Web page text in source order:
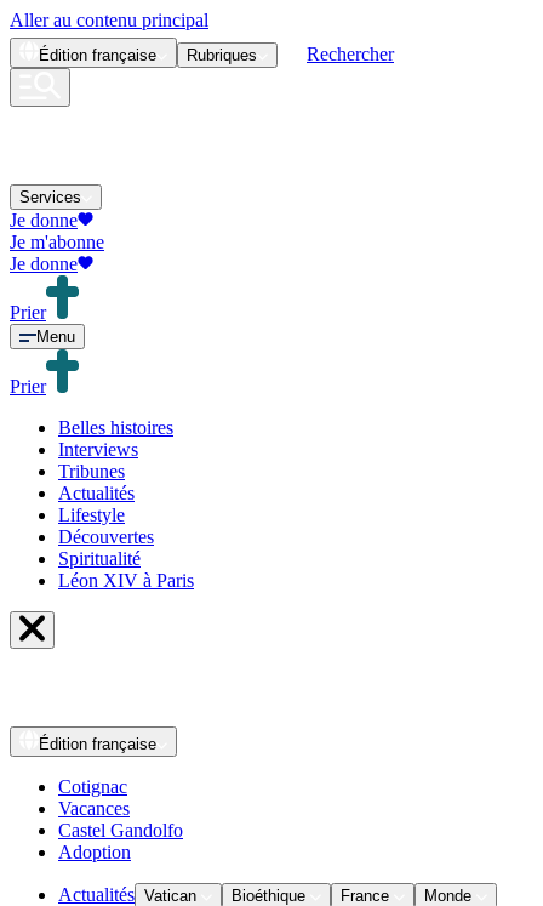
Aller au contenu principal
Édition française Rubriques Rechercher
Services
Je donne
Je m'abonne
Je donne
Prier
Menu
Prier
Belles histoires
Interviews
Tribunes
Actualités
Lifestyle
Découvertes
Spiritualité
Léon XIV à Paris
Édition française
Cotignac
Vacances
Castel Gandolfo
Adoption
Actualités Vatican Bioéthique France
Monde